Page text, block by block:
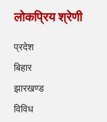
लोकप्रिय श्रेणी
प्रदेश
बिहार
झारखण्ड
विविध